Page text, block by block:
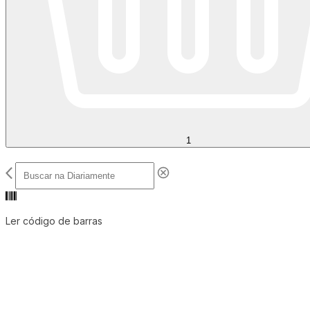
1
Ler código de barras